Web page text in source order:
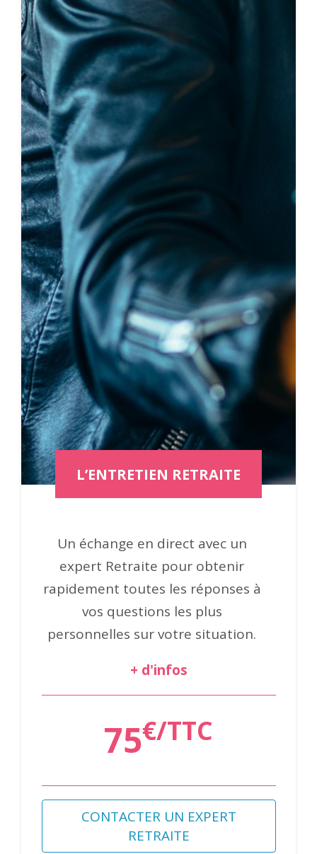
L’ENTRETIEN RETRAITE
Un échange en direct avec un
expert Retraite pour obtenir
rapidement toutes les réponses à
vos questions les plus
personnelles sur votre situation.
+ d'infos
75€/TTC
CONTACTER UN EXPERT
RETRAITE